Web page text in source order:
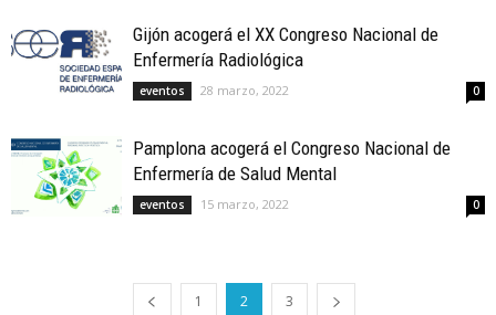
Gijón acogerá el XX Congreso Nacional de
Enfermería Radiológica
eventos 28 marzo, 2022 0
Pamplona acogerá el Congreso Nacional de
Enfermería de Salud Mental
eventos 15 marzo, 2022 0
1 2 3